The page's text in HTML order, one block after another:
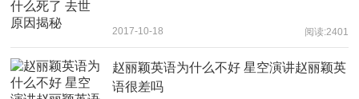
2017-10-18 阅读:2401
赵丽颖英语为什么不好 星空演讲赵丽颖英
语很差吗